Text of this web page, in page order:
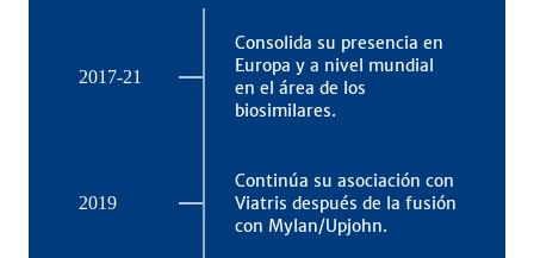
2017-21
Consolida su presencia en
Europa y a nivel mundial
en el área de los
biosimilares.
2019
Continúa su asociación con
Viatris después de la fusión
con Mylan/Upjohn.